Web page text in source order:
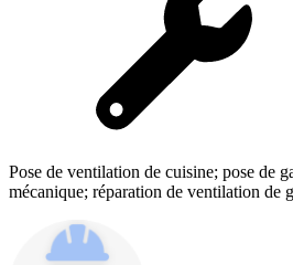
Pose de ventilation de cuisine; pose de
mécanique; réparation de ventilation de